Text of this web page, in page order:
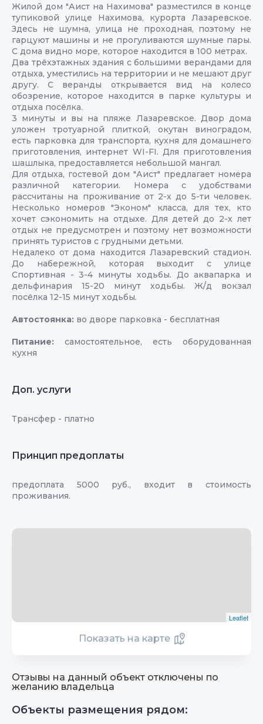
Жилой дом "Аист на Нахимова" разместился в конце
тупиковой улице Нахимова, курорта Лазаревское.
Здесь не шумна, улица не проходная, поэтому не
гарцуют машины и не прогуливаются шумные пары.
С дома видно море, которое находится в 100 метрах.
Два трёхэтажных здания с большими верандами для
отдыха, уместились на территории и не мешают друг
другу. С веранды открывается вид на колесо
обозрение, которое находится в парке культуры и
отдыха посёлка.
3 минуты и вы на пляже Лазаревское. Двор дома
уложен тротуарной плиткой, окутан виноградом,
есть парковка для транспорта, кухня для домашнего
приготовления, интернет WI-FI. Для приготовления
шашлыка, предоставляется небольшой мангал.
Для отдыха, гостевой дом "Аист" предлагает номера
различной категории. Номера с удобствами
рассчитаны на проживание от 2-х до 5-ти человек.
Несколько номеров "Эконом" класса, для тех, кто
хочет сэкономить на отдыхе. Для детей до 2-х лет
отдых не предусмотрен и поэтому нет возможности
принять туристов с грудными детьми.
Недалеко от дома находится Лазаревский стадион.
До набережной, которая выходит с улице
Спортивная - 3-4 минуты ходьбы. До аквапарка и
дельфинария 15-20 минут ходьбы. Ж/д вокзал
посёлка 12-15 минут ходьбы.
Автостоянка: во дворе парковка - бесплатная
Питание: самостоятельное, есть оборудованная
кухня
Доп. услуги
Трансфер - платно
Принцип предоплаты
предоплата 5000 руб., входит в стоимость
проживания.
Leaflet
Показать на карте
Отзывы на данный объект отключены по
желанию владельца
Объекты размещения рядом: